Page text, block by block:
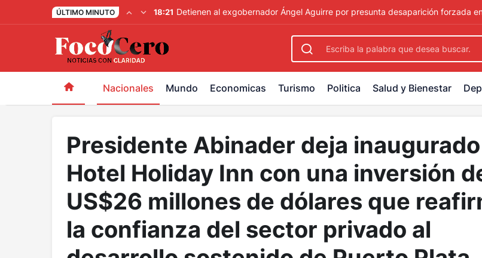
pusulabet giriş-trwin giriş levabet - vizebet giriş masterbetting - palacebet1.com - kralbet yeni giriş
ÚLTIMO MINUTO 18:21 Detienen al exgobernador Ángel Aguirre por presunta desaparición forzada
Nacionales Mundo Economicas Turismo Politica Salud y Bienestar
Presidente Abinader deja
Hotel Holiday Inn con una inversión
US$26 millones de dólares que
la confianza del sector privado al